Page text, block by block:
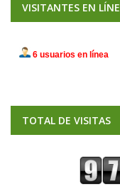
VISITANTES EN
TOTAL DE VISITAS